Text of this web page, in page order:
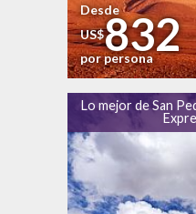
Desde
US$832
por persona
Lo mejor de San